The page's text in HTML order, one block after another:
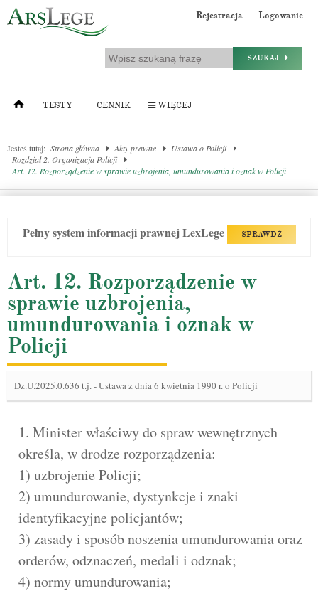
Rejestracja Logowanie
SZUKAJ
TESTY CENNIK WIĘCEJ
Jesteś tutaj: Strona główna Akty prawne
Ustawa o Policji
Rozdział 2. Organizacja Policji
Art. 12. Rozporządzenie w sprawie uzbrojenia, umundurowania i oznak w Policji
Pełny system informacji prawnej LexLege SPRAWDŹ
Art. 12. Rozporządzenie w
sprawie uzbrojenia,
umundurowania i oznak w
Policji
Dz.U.2025.0.636 t.j.-Ustawa z dnia 6 kwietnia 1990 r. o Policji
1. Minister właściwy do spraw wewnętrznych
określa, w drodze rozporządzenia:
1) uzbrojenie Policji;
2) umundurowanie, dystynkcje i znaki
identyfikacyjne policjantów;
3) zasady i sposób noszenia umundurowania oraz
orderów, odznaczeń, medali i odznak;
4) normy umundurowania;